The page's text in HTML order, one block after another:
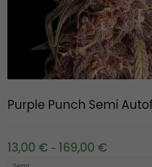
Purple Punch Semi
13,00 € - 169,00 €